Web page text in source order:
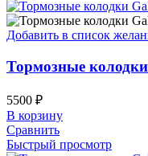
Добавить в список
Тормозные
5500 ₽
В корзину
Сравнить
Быстрый просмотр